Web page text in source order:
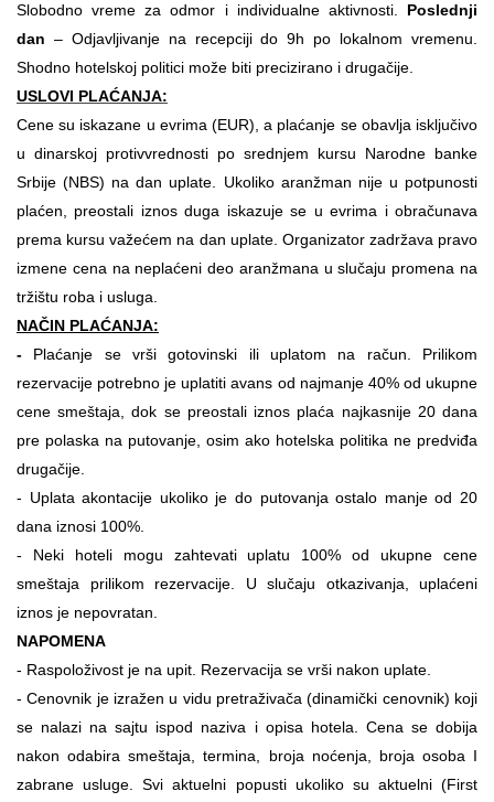
Slobodno vreme za odmor i individualne aktivnosti. Poslednji
dan – Odjavljivanje na recepciji do 9h po lokalnom vremenu.
Shodno hotelskoj politici može biti precizirano i drugačije.
USLOVI PLAĆANJA:
Cene su iskazane u evrima (EUR), a plaćanje se obavlja isključivo
u dinarskoj protivvrednosti po srednjem kursu Narodne banke
Srbije (NBS) na dan uplate. Ukoliko aranžman nije u potpunosti
plaćen, preostali iznos duga iskazuje se u evrima i obračunava
prema kursu važećem na dan uplate. Organizator zadržava pravo
izmene cena na neplaćeni deo aranžmana u slučaju promena na
tržištu roba i usluga.
NAČIN PLAĆANJA:
- Plaćanje se vrši gotovinski ili uplatom na račun. Prilikom
rezervacije potrebno je uplatiti avans od najmanje 40% od ukupne
cene smeštaja, dok se preostali iznos plaća najkasnije 20 dana
pre polaska na putovanje, osim ako hotelska politika ne predviđa
drugačije.
- Uplata akontacije ukoliko je do putovanja ostalo manje od 20
dana iznosi 100%.
- Neki hoteli mogu zahtevati uplatu 100% od ukupne cene
smeštaja prilikom rezervacije. U slučaju otkazivanja, uplaćeni
iznos je nepovratan.
NAPOMENA
- Raspoloživost je na upit. Rezervacija se vrši nakon uplate.
- Cenovnik je izražen u vidu pretraživača (dinamički cenovnik) koji
se nalazi na sajtu ispod naziva i opisa hotela. Cena se dobija
nakon odabira smeštaja, termina, broja noćenja, broja osoba I
zabrane usluge. Svi aktuelni popusti ukoliko su aktuelni (First